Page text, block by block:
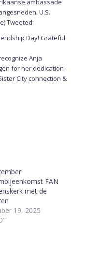
ambassade
U.S.
Tweeted:
Day! Grateful
Anja
for her dedication
City connection &
FAN
met de
19, 2025